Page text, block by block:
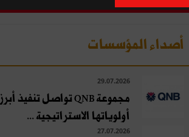
أصداء المؤسسات
29.07.2026
مجموعة QNB تواصل تنفيذ أبرز
أولوياتها الاستراتيجية ...
27.07.2026